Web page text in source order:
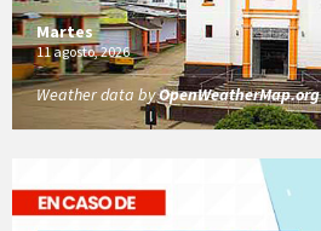
Martes
11 agosto, 2026
Weather data byOpenWeatherMap.org